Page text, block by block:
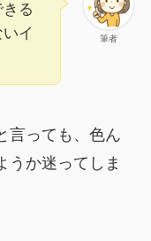
筆者
る
イ
言っても、色ん
うか迷ってしま